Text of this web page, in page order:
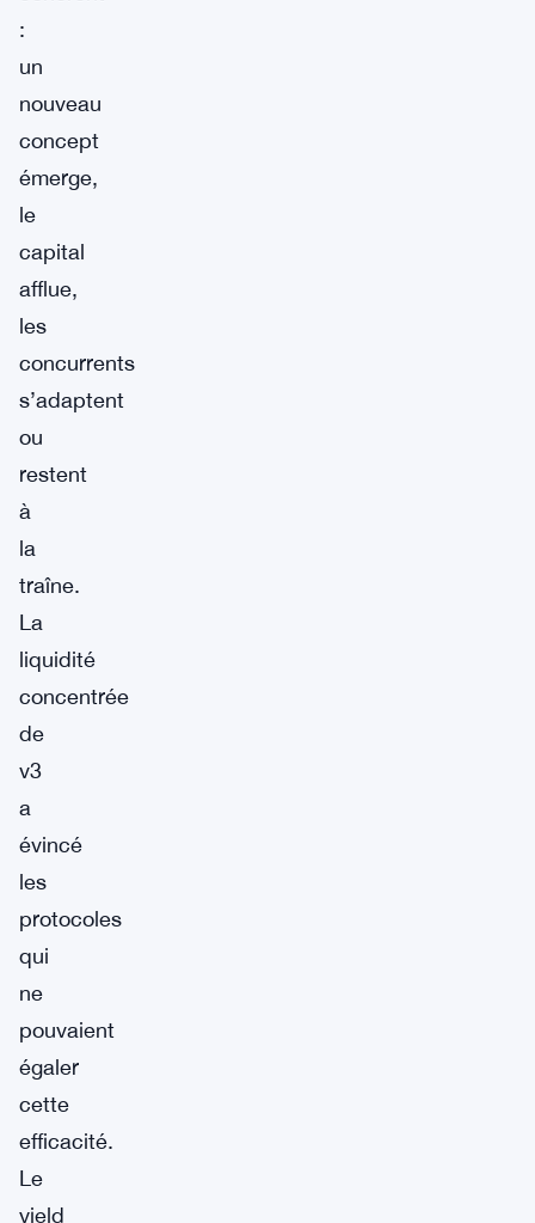
:
un
nouveau
concept
émerge,
le
capital
afflue,
les
concurrents
s’adaptent
ou
restent
à
la
traîne.
La
liquidité
concentrée
de
v3
a
évincé
les
protocoles
qui
ne
pouvaient
égaler
cette
efficacité.
Le
yield